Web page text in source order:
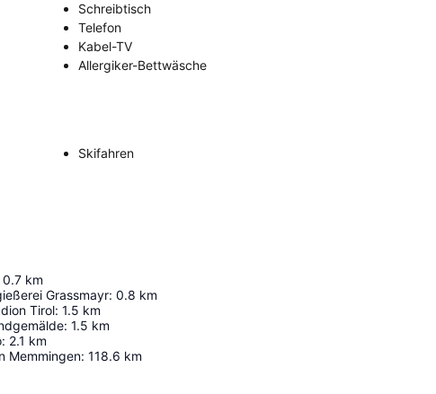
Schreibtisch
Telefon
Kabel-TV
Allergiker-Bettwäsche
Skifahren
0.7 km
Grassmayr: 0.8 km
Tirol: 1.5 km
: 1.5 km
: 2.1 km
Memmingen: 118.6 km